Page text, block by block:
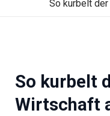
So kurbelt
So kurbelt
Wirtschaft